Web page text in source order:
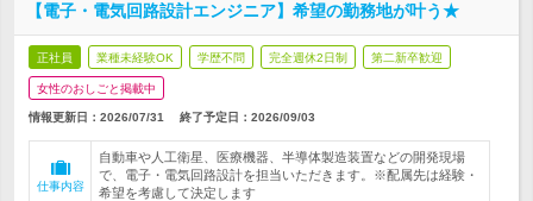
【電子・電気回路設計エンジニア】希望の勤務地が叶う★
正社員 業種未経験OK 学歴不問 完全週休2日制 第二新卒歓迎
女性のおしごと掲載中
情報更新日：2026/07/31 終了予定日： 2026/09/03
仕事内容
自動車や人工衛星、医療機器、半導体製造装置などの開発現場
で、電子・電気回路設計を担当いただきます。※配属先は経験・
希望を考慮して決定します